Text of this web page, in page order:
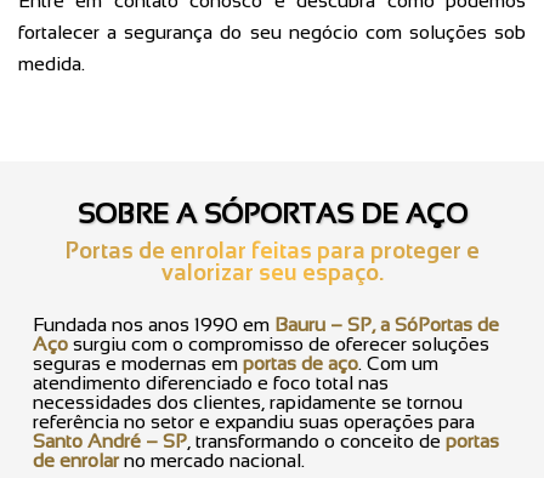
fortalecer a segurança do seu negócio com soluções sob
medida.
SOBRE A SÓPORTAS DE AÇO
Portas de enrolar feitas para proteger e
valorizar seu espaço.
Fundada nos anos 1990 em Bauru – SP, a SóPortas de
Aço surgiu com o compromisso de oferecer soluções
seguras e modernas em portas de aço. Com um
atendimento diferenciado e foco total nas
necessidades dos clientes, rapidamente se tornou
referência no setor e expandiu suas operações para
Santo André – SP , transformando o conceito de portas
de enrolarno mercado nacional.